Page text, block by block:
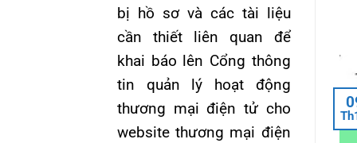
bị hồ sơ và các tài liệu
cần thiết liên quan để
khai báo lên Cổng thông
tin quản lý hoạt động
thương mại điện tử cho
website thương mại điện